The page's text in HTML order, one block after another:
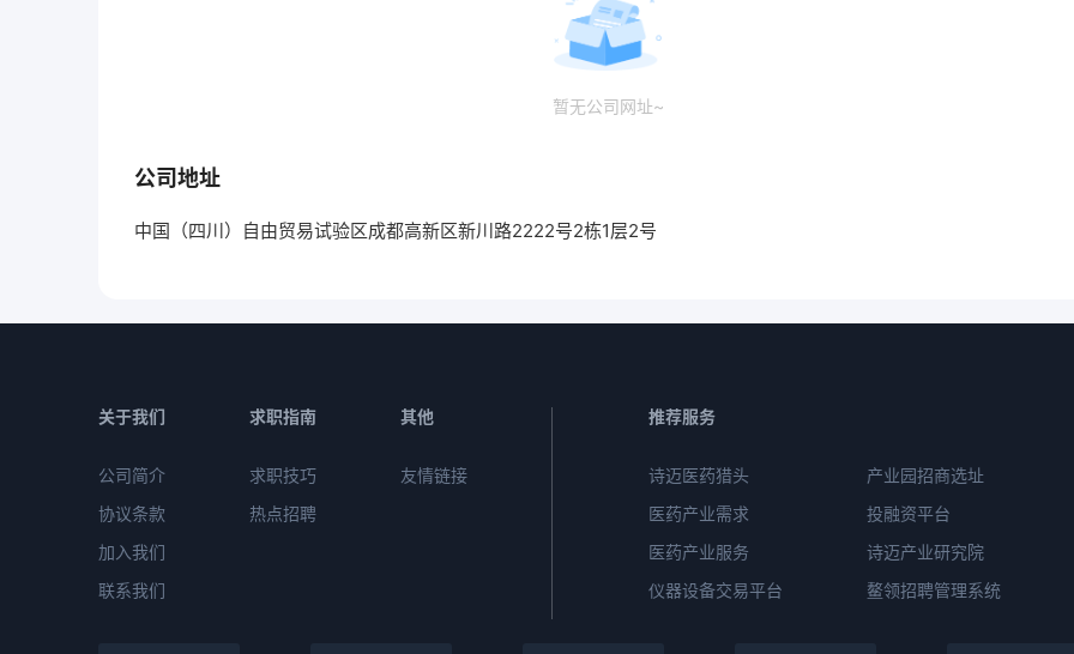
暂无公司网址~
公司地址
中国（四川）自由贸易试验区成都高新区新川路2222号2栋1层2号
关于我们
公司简介
协议条款
加入我们
联系我们
求职指南
求职技巧
热点招聘
其他
友情链接
推荐服务
诗迈医药猎头
医药产业需求
医药产业服务
仪器设备交易平台
产业园招商选址
投融资平台
诗迈产业研究院
鳌领招聘管理系统